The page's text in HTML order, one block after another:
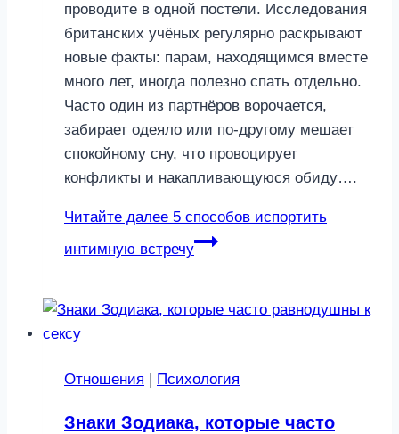
проводите в одной постели. Исследования
британских учёных регулярно раскрывают
новые факты: парам, находящимся вместе
много лет, иногда полезно спать отдельно.
Часто один из партнёров ворочается,
забирает одеяло или по-другому мешает
спокойному сну, что провоцирует
конфликты и накапливающуюся обиду….
Читайте далее 5 способов испортить
интимную встречу
Отношения Психология
Знаки Зодиака, которые часто